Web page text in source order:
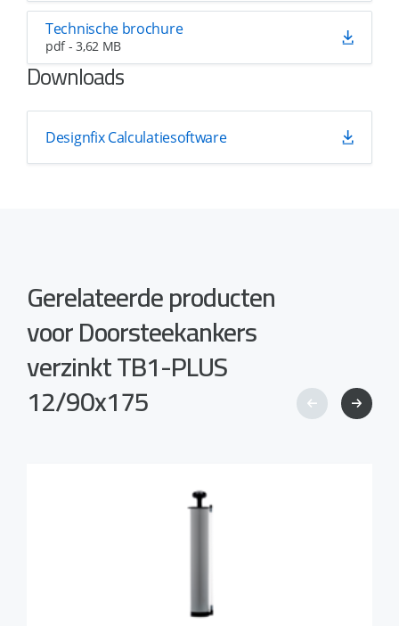
Technische brochure
pdf - 3,62 MB
Downloads
Designfix Calculatiesoftware
Gerelateerde producten
voor Doorsteekankers
verzinkt TB1-PLUS
12/90x175